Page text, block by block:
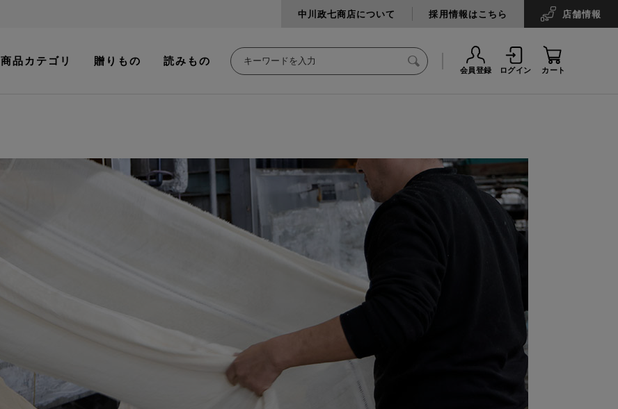
中川政七商店について 採用情報はこちら 店舗情報
商品カテゴリ 贈りもの 読みもの
会員登録 ログイン カート